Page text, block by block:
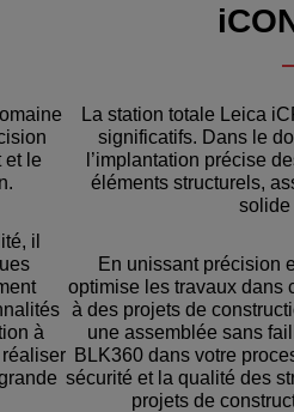
et le
il
à
La station totale Leica
significatifs. Dans le
l’implantation précise
éléments structurels,
solide
En unissant précision
optimise les travaux dans
à des projets de
une assemblée sans
BLK360 dans votre
sécurité et la qualité des
projets de